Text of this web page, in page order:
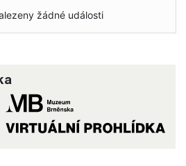
žádné události